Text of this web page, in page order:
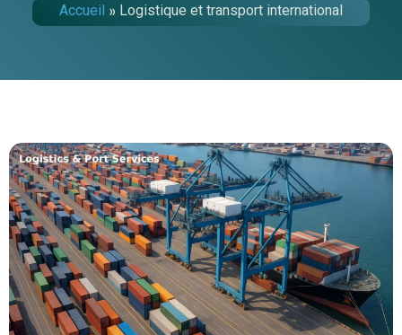
Accueil » Logistique et transport international